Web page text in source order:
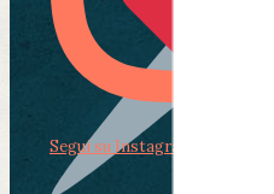
Segui su Instagram